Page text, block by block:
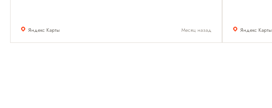
Яндекс Карты Месяц назад Яндекс Карты